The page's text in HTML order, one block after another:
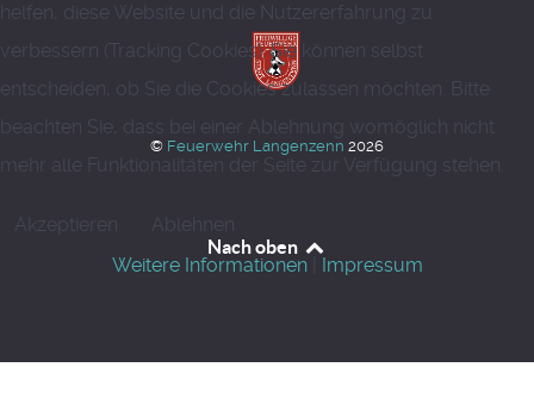
© Feuerwehr Langenzenn 2026
Nach oben
helfen, diese Website und die Nutzererfahrung zu
verbessern (Tracking Cookies). Sie können selbst
entscheiden, ob Sie die Cookies zulassen möchten. Bitte
beachten Sie, dass bei einer Ablehnung womöglich nicht
mehr alle Funktionalitäten der Seite zur Verfügung stehen.
Akzeptieren
Ablehnen
Weitere Informationen| Impressum